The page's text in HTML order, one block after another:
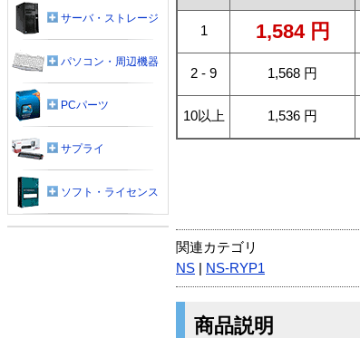
1 1,584 円
2 - 9 1,568 円
10以上 1,536 円
関連カテゴリ
NS
NS-RYP1
商品説明
サーバ・ストレージ
パソコン・周辺機器
PCパーツ
サプライ
ソフト・ライセンス